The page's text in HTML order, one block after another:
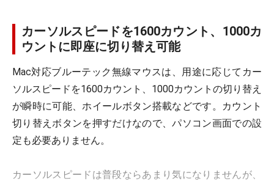
カーソルスピードを1600カウント、1000カ
ウントに即座に切り替え可能
Mac対応ブルーテック無線マウスは、用途に応じてカー
ソルスピードを1600カウント、1000カウントの切り替え
が瞬時に可能、ホイールボタン搭載などです。カウント
切り替えボタンを押すだけなので、パソコン画面での設
定も必要ありません。
カーソルスピードは普段ならあまり気になりませんが、